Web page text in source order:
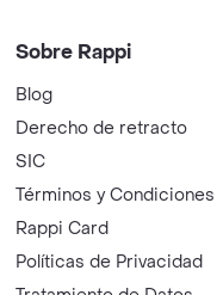
Sobre Rappi
Blog
Derecho de retracto
SIC
Términos y Condiciones
Rappi Card
Políticas de Privacidad